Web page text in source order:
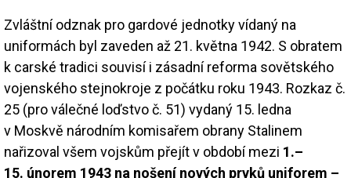
Zvláštní odznak pro gardové jednotky vídaný na
uniformách byl zaveden až 21. května 1942. S obratem
k carské tradici souvisí i zásadní reforma sovětského
vojenského stejnokroje z počátku roku 1943. Rozkaz č.
25 (pro válečné loďstvo č. 51) vydaný 15. ledna
v Moskvě národním komisařem obrany Stalinem
nařizoval všem vojskům přejít v období mezi 1.–
15. únorem 1943 na nošení nových prvků uniforem –